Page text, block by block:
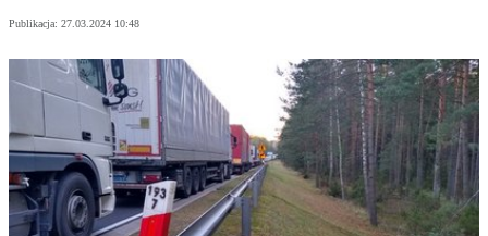
Publikacja: 27.03.2024 10:48